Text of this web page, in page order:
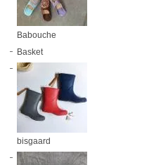
Babouche
Basket
bisgaard